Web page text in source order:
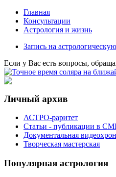
Главная
Консультации
Астрология и жизнь
Запись на
Eсли у Вас есть вопросы,
Личный архив
АСТРО-раритет
Cтатьи - публикации в
Документальная
Творческая мастерская
Популярная астрология